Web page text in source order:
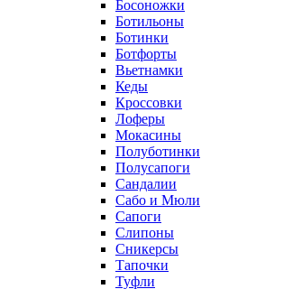
Босоножки
Ботильоны
Ботинки
Ботфорты
Вьетнамки
Кеды
Кроссовки
Лоферы
Мокасины
Полуботинки
Полусапоги
Сандалии
Сабо и Мюли
Сапоги
Слипоны
Сникерсы
Тапочки
Туфли